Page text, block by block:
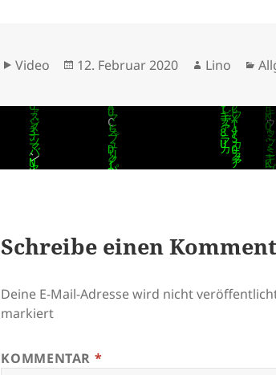
Format
Video
Veröffentlicht
12. Februar 2020 Autor
Lino
Schreibe einen
Deine E-Mail-Adresse wird nicht
markiert
KOMMENTAR *